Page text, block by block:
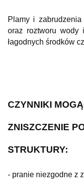
Plamy i
oraz roztworu wody
łagodnych środków
CZYNNIKI
ZNISZCZENIE
STRUKTURY:
- pranie niezgodne z